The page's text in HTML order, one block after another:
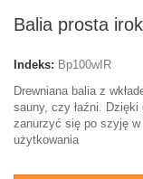
Balia prosta
Indeks: Bp100wIR
Drewniana balia z
sauny, czy łaźni.
zanurzyć się po szyję
użytkowania